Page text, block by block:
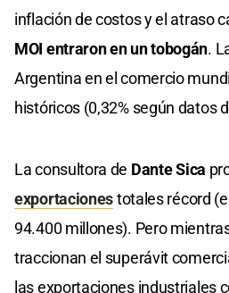
inflación de costos y el atraso
MOI entraron en un tobogán.
Argentina en el comercio
históricos (0,32% según datos
La consultora de Dante Sica
exportacionestotales récord
94.400 millones). Pero
traccionan el superávit
las exportaciones industriales